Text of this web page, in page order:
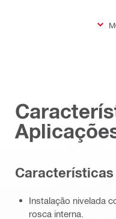
Características
Instalação nivelada
rosca interna.